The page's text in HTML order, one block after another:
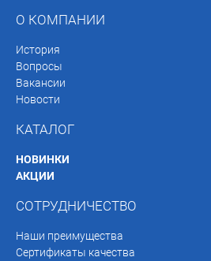
О КОМПАНИИ
История
Вопросы
Вакансии
Новости
КАТАЛОГ
НОВИНКИ
АКЦИИ
СОТРУДНИЧЕСТВО
Наши преимущества
Сертификаты качества